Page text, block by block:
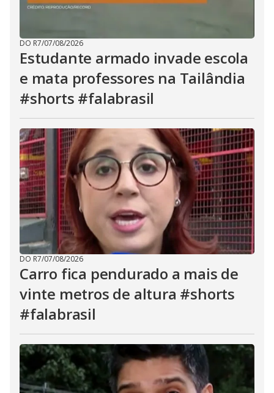
DO R7/07/08/2026
Estudante armado invade escola
e mata professores na Tailândia
#shorts #falabrasil
DO R7/07/08/2026
Carro fica pendurado a mais de
vinte metros de altura #shorts
#falabrasil